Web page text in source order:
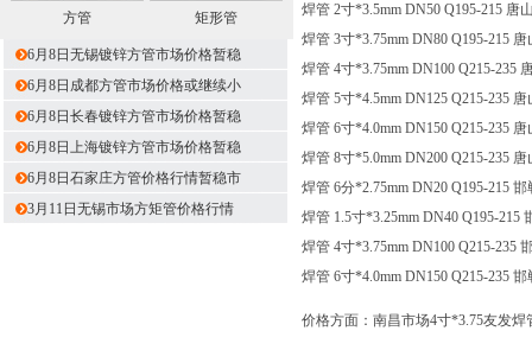
方管 矩形管
6月8日无锡镀锌方管市场价格暂稳
6月8日成都方管市场价格或继续小
6月8日长春镀锌方管市场价格暂稳
6月8日上海镀锌方管市场价格暂稳
6月8日石家庄方管价格行情暂稳市
3月11日无锡市场方矩管价格行情
焊管 2寸*3.5mm DN50 Q195-215 唐
焊管 3寸*3.75mm DN80 Q195-215 唐
焊管 4寸*3.75mm DN100 Q215-235
焊管 5寸*4.5mm DN125 Q215-235 唐
焊管 6寸*4.0mm DN150 Q215-235 唐
焊管 8寸*5.0mm DN200 Q215-235 唐
焊管 6分*2.75mm DN20 Q195-215 邯
焊管 1.5寸*3.25mm DN40 Q195-215
焊管 4寸*3.75mm DN100 Q215-235
焊管 6寸*4.0mm DN150 Q215-235 邯
价格方面：南昌市场4寸*3.75友发焊